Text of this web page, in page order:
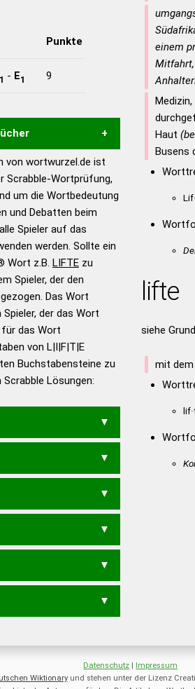
Punkte
1 - E1 9
semantischen
Anhaltspunkte zu
und Wortform, um die
Scrabble-Spiel zu
Scrabble-
in 12
und gutes
deutsche Grammatik
von wortwurzel.de ist
Scrabble-Wortprüfung,
um die Wortbedeutung
und Debatten beim
Spieler auf das
werden. Sollte ein
Wort z.B. LIFTEzu
Spieler, der den
Das Wort
der das Wort
das Wort
von L|I|F|T|E
Buchstabensteine zu
Lösungen:
einem
Haut
Busens
lifte
siehe
mit
Datenschutz | Impressum
Wiktionaryund stehen unter der Lizenz